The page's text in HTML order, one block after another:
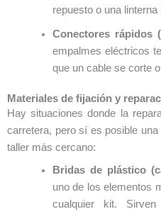
repuesto o una linterna
Conectores rápidos
empalmes eléctricos
que un cable se corte
Materiales de fijación y
Hay situaciones donde la
carretera, pero sí es posible
taller más cercano:
Bridas de plástico
uno de los elementos
cualquier kit.